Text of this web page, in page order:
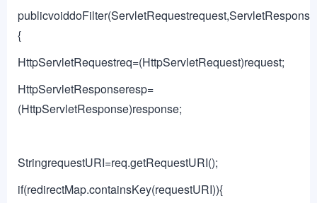
{
HttpServletRequestreq=(HttpServletRequest)request;
HttpServletResponseresp=
(HttpServletResponse)response;
StringrequestURI=req.getRequestURI();
if(redirectMap.containsKey(requestURI)){